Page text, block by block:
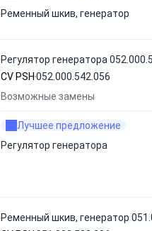
Ременный шкив, генератор
Регулятор генератора
CV PSH 052.000.542.056
Возможные замены
Лучшее предложение
Регулятор генератора
Ременный шкив, генератор